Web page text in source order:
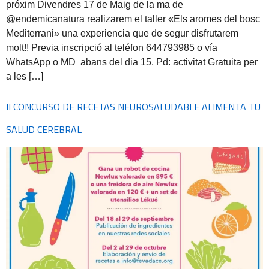
próxim Divendres 17 de Maig de la ma de
@endemicanatura realizarem el taller «Els aromes del bosc
Mediterrani» una experiencia que de segur disfrutarem
molt!! Previa inscripció al teléfon 644793985 o vía
WhatsApp o MD abans del dia 15. Pd: activitat Gratuita per
a les […]
II CONCURSO DE RECETAS NEUROSALUDABLE ALIMENTA TU
SALUD CEREBRAL